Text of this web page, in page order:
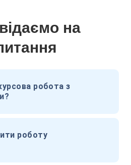
на
робота з
роботу